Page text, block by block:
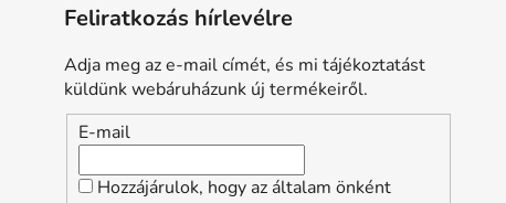
Feliratkozás hírlevélre
Adja meg az e-mail címét, és mi tájékoztatást
küldünk webáruházunk új termékeiről.
E-mail
Hozzájárulok, hogy az általam önként